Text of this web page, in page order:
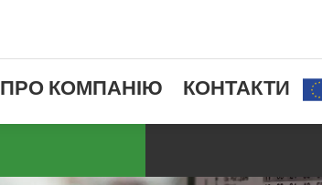
ПРО КОМПАНІЮ КОНТАКТИ